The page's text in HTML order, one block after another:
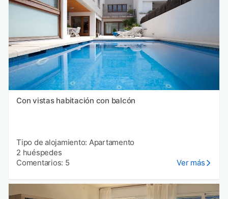
Con vistas habitación con balcón
Tipo de alojamiento: Apartamento
2 huéspedes
Comentarios: 5
Ver más